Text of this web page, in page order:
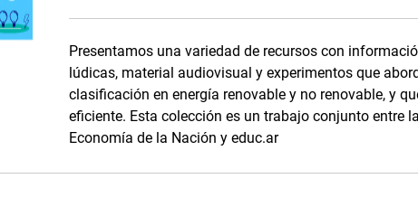
Presentamos una variedad de recursos con
lúdicas, material audiovisual y experimentos que
clasificación en energía renovable y no renovable, y
eficiente. Esta colección es un trabajo conjunto entre
Economía de la Nación y educ.ar